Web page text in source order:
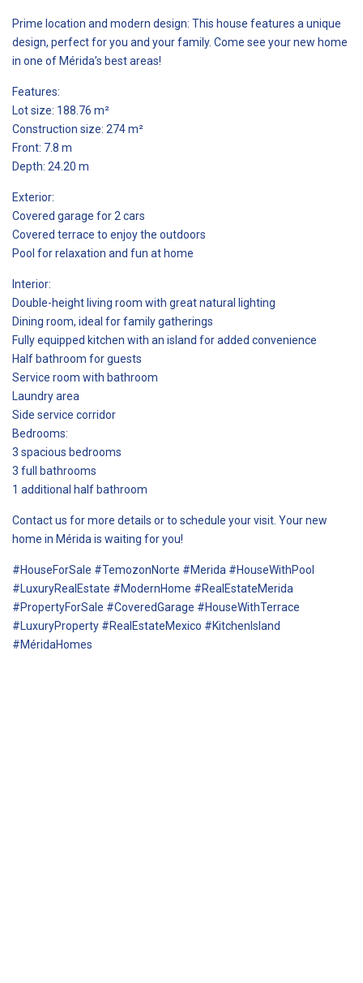
Prime location and modern design: This house features a unique
design, perfect for you and your family. Come see your new home
in one of Mérida’s best areas!
Features:
Lot size: 188.76 m²
Construction size: 274 m²
Front: 7.8 m
Depth: 24.20 m
Exterior:
Covered garage for 2 cars
Covered terrace to enjoy the outdoors
Pool for relaxation and fun at home
Interior:
Double-height living room with great natural lighting
Dining room, ideal for family gatherings
Fully equipped kitchen with an island for added convenience
Half bathroom for guests
Service room with bathroom
Laundry area
Side service corridor
Bedrooms:
3 spacious bedrooms
3 full bathrooms
1 additional half bathroom
Contact us for more details or to schedule your visit. Your new
home in Mérida is waiting for you!
#HouseForSale #TemozonNorte #Merida #HouseWithPool
#LuxuryRealEstate #ModernHome #RealEstateMerida
#PropertyForSale #CoveredGarage #HouseWithTerrace
#LuxuryProperty #RealEstateMexico #KitchenIsland
#MéridaHomes